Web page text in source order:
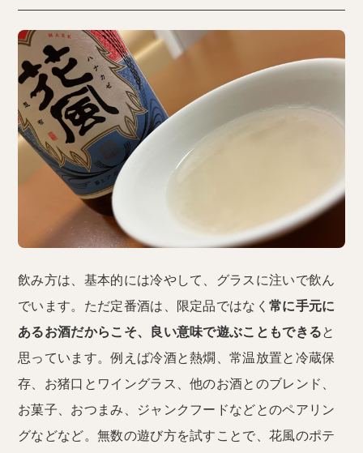
飲み方は、基本的には冷やして、グラスに注いで飲ん
でいます。ただ定番酒は、限定品ではなく常に手元に
あるお酒だからこそ、良い意味で遊ぶこともできると
思っています。例えば冷酒と熱燗、常温放置と冷蔵保
存、お猪口とワイングラス、他のお酒とのブレンド、
お菓子、おつまみ、ジャンクフードなどとのペアリン
グなどなど。無数の遊び方を試すことで、花風のポテ